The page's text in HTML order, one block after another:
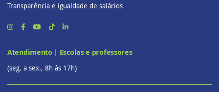
Transparência e igualdade de salários
Atendimento | Escolas e professores
(seg. a sex., 8h às 17h)